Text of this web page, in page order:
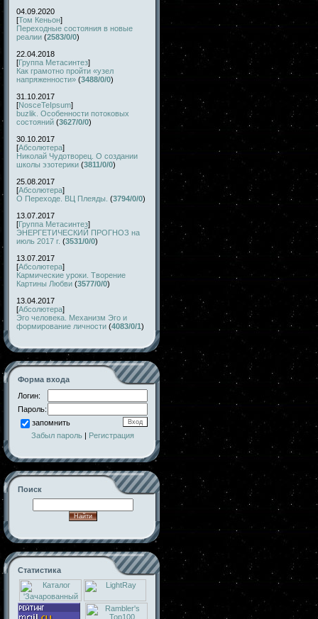
04.09.2020
[Том Кеньон]
Переходные состояния в новые
реалии (2583/0/0)
22.04.2018
[Группа Метасинтез]
Как грамотно пройти «узел
напряженности» (3488/0/0)
31.10.2017
[NosceTeIpsum]
buzlik. Особенности потоковых
состояний (3627/0/0)
30.10.2017
[Абсолютера]
Николай Чудотворец. О создании
школы эзотерики (3811/0/0)
25.08.2017
[Абсолютера]
О Переходе. ВЦ Плеяды. (3794/0/0)
13.07.2017
[Группа Метасинтез]
ЭНЕРГЕТИЧЕСКИЙ ПРОГНОЗ на
июль 2017 г. (3531/0/0)
13.07.2017
[Абсолютера]
Кармические уроки. Творение
Картины Любви (3577/0/0)
13.04.2017
[Абсолютера]
Эго человека. Механизм Эго и
формирование личности (4083/0/1)
Форма входа
Логин:
Пароль:
запомнить
Забыл пароль | Регистрация
Поиск
Статистика